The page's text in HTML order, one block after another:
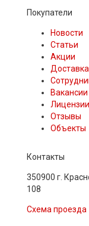
Покупатели
Новости
Статьи
Акции
Вакансии
Отзывы
Объекты
Контакты
350900 г.
108
Схема проезда